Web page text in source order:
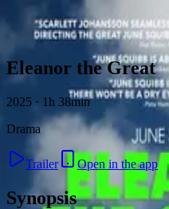
Skip to content
Eleanor the Great
2025 · 1h 38min
Drama
Trailer Open in the app
Synopsis